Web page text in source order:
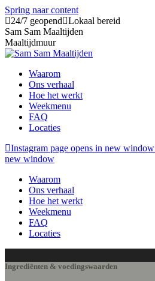
Spring naar content
24/7 geopend
Lokaal bereid
Sam Sam Maaltijden
Maaltijdmuur
Waarom
Ons verhaal
Hoe het werkt
Weekmenu
FAQ
Locaties
Instagram page opens in new window
new window
Waarom
Ons verhaal
Hoe het werkt
Weekmenu
FAQ
Locaties
Ingrediënten & voedingswaarden